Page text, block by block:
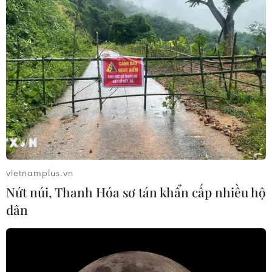
Mỹ cho thấy số ca có chiều hướng gia tăng. 29/10 được
ghi nhận là ngày có số ca tăng cao kỷ lục với 88.500 ca
nhiễm mới.
vietnamplus.vn
Nứt núi, Thanh Hóa sơ tán khẩn cấp nhiều hộ
dân